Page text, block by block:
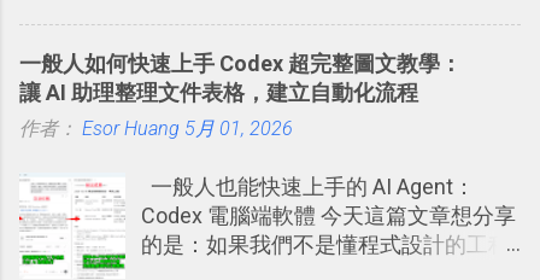
有趣的交友聯繫： 例如你可以看到朋友
又加入了哪個社團？某位好友又出現在
哪張相片中？或者有哪些朋友正熱衷於
如何分析使用你的個人資料而達到這種
社群效果？則是很多人感到疑慮的部
份，也是惡意程式有可能利用的部份 。
一般人如何快速上手 Codex 超完整圖文教學：
讓 AI 助理整理文件表格，建立自動化流程
作者： Esor Huang 5月 01, 2026
一般人也能快速上手的 AI Agent：
Codex 電腦端軟體 今天這篇文章想分享
的是：如果我們不是懂程式設計的工程